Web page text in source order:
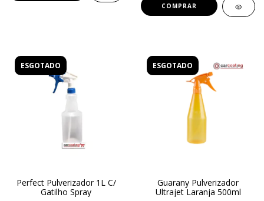
ESGOTADO
Perfect Pulverizador 1L C/
Gatilho Spray
ESGOTADO
Guarany Pulverizador
Ultrajet Laranja 500ml